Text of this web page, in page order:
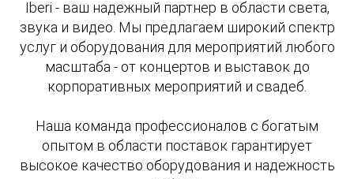
Iberi - ваш надежный партнер в области света,
звука и видео. Мы предлагаем широкий спектр
услуг и оборудования для мероприятий любого
масштаба - от концертов и выставок до
корпоративных мероприятий и свадеб.
Наша команда профессионалов с богатым
опытом в области поставок гарантирует
высокое качество оборудования и надежность